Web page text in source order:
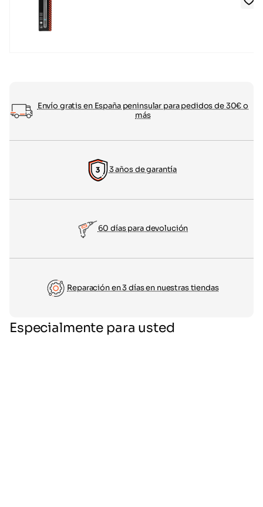
Envío gratis en España peninsular para pedidos de 30€ o
más
3 años de garantía
60 días para devolución
Reparación en 3 días en nuestras tiendas
Especialmente para usted